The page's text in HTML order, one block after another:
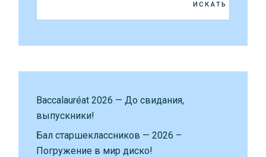
ИСКАТЬ
Baccalauréat 2026 — До свидания,
выпускники!
Бал старшеклассников — 2026 –
Погружение в мир диско!